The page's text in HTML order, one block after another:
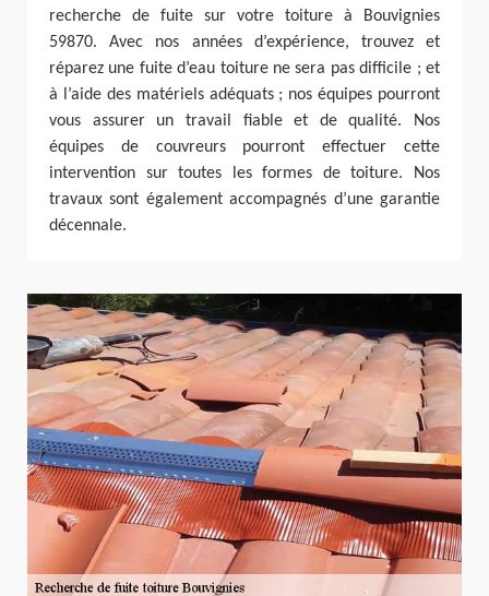
recherche de fuite sur votre toiture à Bouvignies
59870. Avec nos années d’expérience, trouvez et
réparez une fuite d’eau toiture ne sera pas difficile ; et
à l’aide des matériels adéquats ; nos équipes pourront
vous assurer un travail fiable et de qualité. Nos
équipes de couvreurs pourront effectuer cette
intervention sur toutes les formes de toiture. Nos
travaux sont également accompagnés d’une garantie
décennale.